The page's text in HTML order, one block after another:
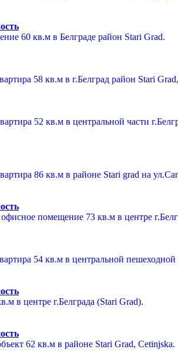
60 кв.м в Белграде район Stari Grad.
58 кв.м в г.Белград район Stari
52 кв.м в центральной части
86 кв.м в районе Stari grad на
помещение 73 кв.м в центре
54 кв.м в центральной
в центре г.Белграда (Stari Grad).
62 кв.м в районе Stari Grad, Cetinjska.